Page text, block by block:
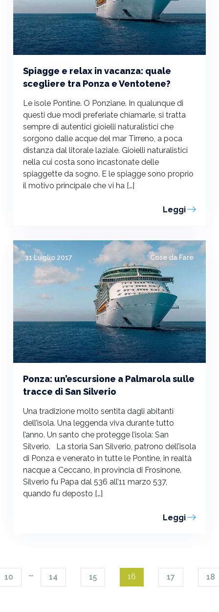
Spiagge e relax in vacanza: quale
scegliere tra Ponza e Ventotene?
Le isole Pontine. O Ponziane. In qualunque di
questi due modi preferiate chiamarle, si tratta
sempre di autentici gioielli naturalistici che
sorgono dalle acque del mar Tirreno, a poca
distanza dal litorale laziale. Gioielli naturalistici
nella cui costa sono incastonate delle
spiaggette da sogno. E le spiagge sono proprio
il motivo principale che vi ha […]
Leggi
11 Luglio 2017 Cose da Fare
Ponza: un’escursione a Palmarola sulle
tracce di San Silverio
Una tradizione molto sentita dagli abitanti
dell’isola. Una leggenda viva durante tutto
l’anno. Un santo che protegge l’isola: San
Silverio. La storia San Silverio, patrono dell’isola
di Ponza e venerato in tutte le Pontine, in realtà
nacque a Ceccano, in provincia di Frosinone.
Silverio fu Papa dal 536 all’11 marzo 537,
quando fu deposto […]
Leggi
10 ... 14 15 16 17 18